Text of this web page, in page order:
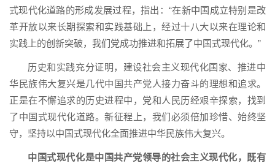
式现代化道路的形成发展过程，指出：“在新中国成立特别是改
革开放以来长期探索和实践基础上，经过十八大以来在理论和
实践上的创新突破，我们党成功推进和拓展了中国式现代化。”
历史和实践充分证明，建设社会主义现代化国家、推进中
华民族伟大复兴是几代中国共产党人接力奋斗的理想和追求。
正是在不懈追求的历史进程中，党和人民历经艰辛探索，找到
了中国式现代化道路。新征程上，我们必须倍加珍惜、始终坚
守，坚持以中国式现代化全面推进中华民族伟大复兴。
中国式现代化是中国共产党领导的社会主义现代化，既有